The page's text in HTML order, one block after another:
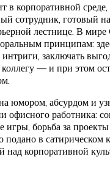
в корпоративной
сотрудник, готовый
лестнице. В
принципам:
интриги, заключать
— и при этом
юмором, абсурдом и
офисного работника:
игры, борьба за
подано в сатирическом
корпоративной